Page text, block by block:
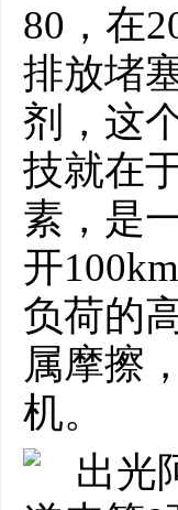
80，在
排放堵
剂，这
技就在
素，是
开
负荷的
属摩擦
机。